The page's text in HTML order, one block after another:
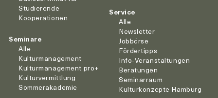
Studierende
Kooperationen
Seminare
Alle
Kulturmanagement
Kulturmanagement pro+
Kulturvermittlung
Sommerakademie
Service
Alle
Newsletter
Jobbörse
Fördertipps
Info-Veranstaltungen
Beratungen
Seminarraum
Kulturkonzepte Hamburg